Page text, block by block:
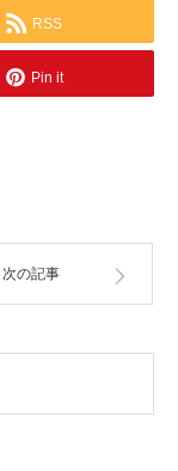
RSS
Pin it
次の記事